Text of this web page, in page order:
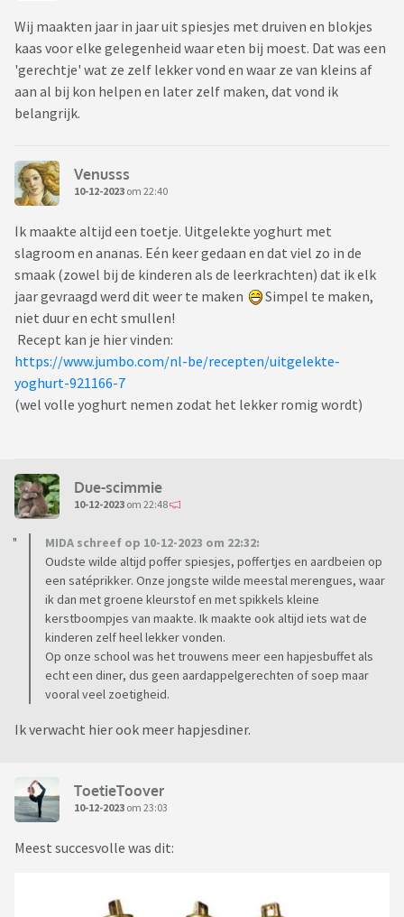
Wij maakten jaar in jaar uit spiesjes met druiven en blokjes
kaas voor elke gelegenheid waar eten bij moest. Dat was een
'gerechtje' wat ze zelf lekker vond en waar ze van kleins af
aan al bij kon helpen en later zelf maken, dat vond ik
belangrijk.
Venusss
10-12-2023 om 22:40
Ik maakte altijd een toetje. Uitgelekte yoghurt met
slagroom en ananas. Eén keer gedaan en dat viel zo in de
smaak (zowel bij de kinderen als de leerkrachten) dat ik elk
jaar gevraagd werd dit weer te maken
Simpel te maken,
niet duur en echt smullen!
Recept kan je hier vinden:
https://www.jumbo.com/nl-be/recepten/uitgelekte-
yoghurt-921166-7
(wel volle yoghurt nemen zodat het lekker romig wordt)
Due-scimmie
10-12-2023 om 22:48
MIDA schreef op 10-12-2023 om 22:32:
Oudste wilde altijd poffer spiesjes, poffertjes en aardbeien op
een satéprikker. Onze jongste wilde meestal merengues, waar
ik dan met groene kleurstof en met spikkels kleine
kerstboompjes van maakte. Ik maakte ook altijd iets wat de
kinderen zelf heel lekker vonden.
Op onze school was het trouwens meer een hapjesbuffet als
echt een diner, dus geen aardappelgerechten of soep maar
vooral veel zoetigheid.
Ik verwacht hier ook meer hapjesdiner.
ToetieToover
10-12-2023 om 23:03
Meest succesvolle was dit: